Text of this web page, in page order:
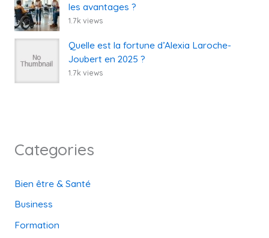
les avantages ?
1.7k views
Quelle est la fortune d’Alexia Laroche-
Joubert en 2025 ?
1.7k views
Categories
Bien être & Santé
Business
Formation